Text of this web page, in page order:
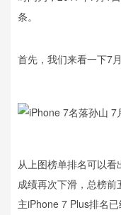
条。
首先，我们来看一下7
从上图榜单排名可以
成绩再次下滑，总榜
主iPhone 7 Plus排名